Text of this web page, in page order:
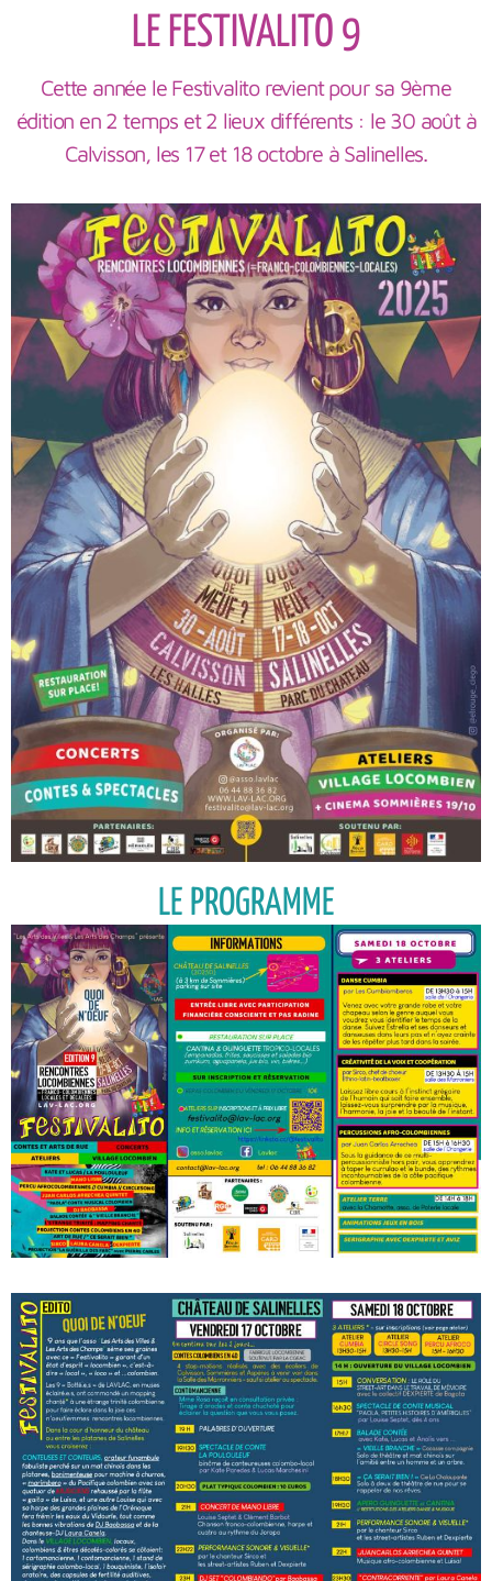
LE FESTIVALITO 9
Cette année le Festivalito revient pour sa 9ème
édition en 2 temps et 2 lieux différents : le 30 août à
Calvisson, les 17 et 18 octobre à Salinelles.
LE PROGRAMME